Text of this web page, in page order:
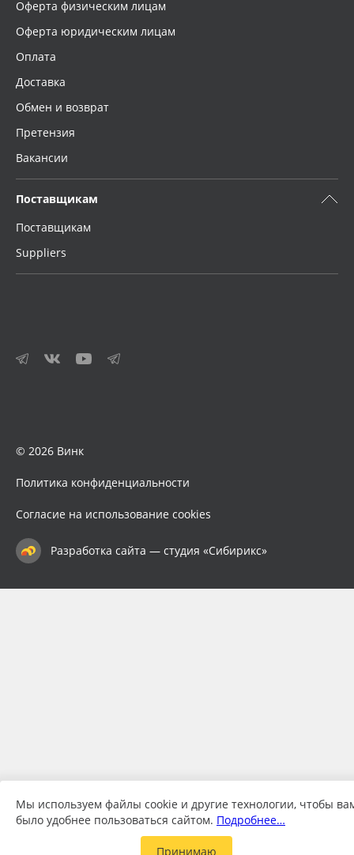
Оферта физическим лицам
Оферта юридическим лицам
Оплата
Доставка
Обмен и возврат
Претензия
Вакансии
Поставщикам
Поставщикам
Suppliers
© 2026 Винк
Политика конфиденциальности
Согласие на использование cookies
Разработка сайта — студия «Сибирикс»
Мы используем файлы cookie и другие технологии, чтобы
было удобнее пользоваться сайтом. Подробнее…
Принимаю